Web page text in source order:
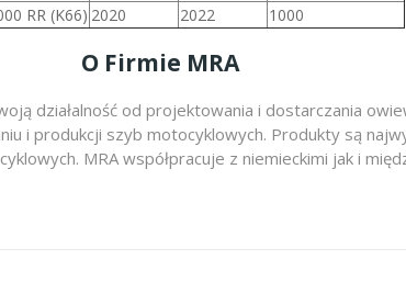
RR (K66) 2020 2022 1000
O Firmie MRA
działalność od projektowania i dostarczania
i produkcji szyb motocyklowych. Produkty są
MRA współpracuje z niemieckimi jak i